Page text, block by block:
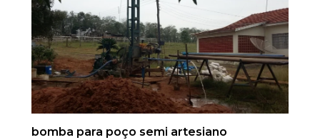
bomba para poço semi artesiano